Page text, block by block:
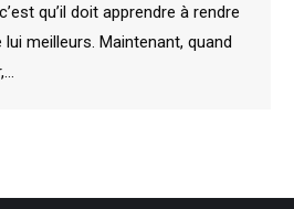
qu’il doit apprendre à rendre
meilleurs. Maintenant, quand